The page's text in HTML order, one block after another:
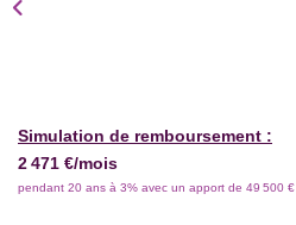
Simulation de remboursement :
2 471 €/mois
pendant 20 ans à 3% avec un apport de 49 500 €